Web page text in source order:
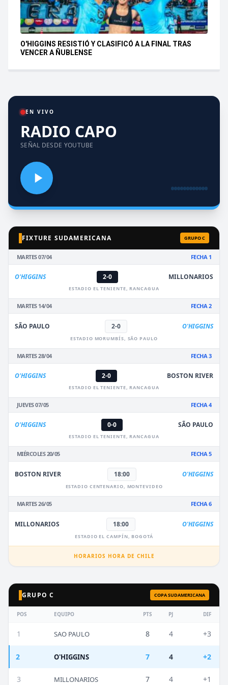
O'HIGGINS RESISTIÓ Y CLASIFICÓ A LA FINAL TRAS
VENCER A ÑUBLENSE
EN VIVO
RADIO CAPO
SEÑAL DESDE YOUTUBE
FIXTURE SUDAMERICANA GRUPO C
MARTES 07/04 FECHA 1
O'HIGGINS 2-0 MILLONARIOS
ESTADIO EL TENIENTE, RANCAGUA
MARTES 14/04 FECHA 2
SÃO PAULO 2-0 O'HIGGINS
ESTADIO MORUMBÍS, SÃO PAULO
MARTES 28/04 FECHA 3
O'HIGGINS 2-0 BOSTON RIVER
ESTADIO EL TENIENTE, RANCAGUA
JUEVES 07/05 FECHA 4
O'HIGGINS 0-0 SÃO PAULO
ESTADIO EL TENIENTE, RANCAGUA
MIÉRCOLES 20/05 FECHA 5
BOSTON RIVER 18:00 O'HIGGINS
ESTADIO CENTENARIO, MONTEVIDEO
MARTES 26/05 FECHA 6
MILLONARIOS 18:00 O'HIGGINS
ESTADIO EL CAMPÍN, BOGOTÁ
HORARIOS HORA DE CHILE
GRUPO C COPA SUDAMERICANA
POS EQUIPO PTS PJ DIF
1 SAO PAULO 8 4 +3
2 O'HIGGINS 7 4 +2
3 MILLONARIOS 7 4 +1